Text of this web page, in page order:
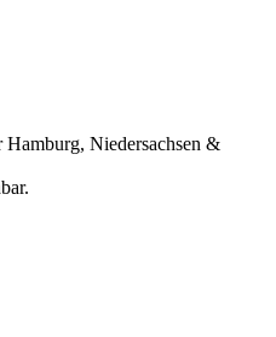
Hamburg, Niedersachsen &